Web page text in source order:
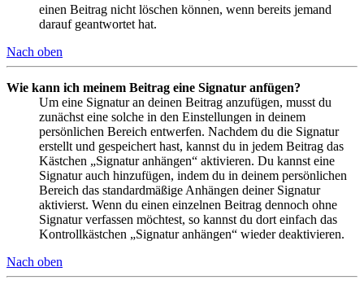
einen Beitrag nicht löschen können, wenn bereits jemand
darauf geantwortet hat.
Nach oben
Wie kann ich meinem Beitrag eine Signatur anfügen?
Um eine Signatur an deinen Beitrag anzufügen, musst du
zunächst eine solche in den Einstellungen in deinem
persönlichen Bereich entwerfen. Nachdem du die Signatur
erstellt und gespeichert hast, kannst du in jedem Beitrag das
Kästchen „Signatur anhängen“ aktivieren. Du kannst eine
Signatur auch hinzufügen, indem du in deinem persönlichen
Bereich das standardmäßige Anhängen deiner Signatur
aktivierst. Wenn du einen einzelnen Beitrag dennoch ohne
Signatur verfassen möchtest, so kannst du dort einfach das
Kontrollkästchen „Signatur anhängen“ wieder deaktivieren.
Nach oben